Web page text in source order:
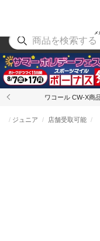
メ
アウ
ワコール CW-X商
ジュニア 店舗受取可能